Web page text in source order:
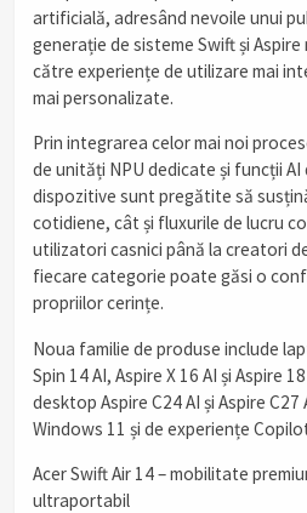
artificială, adresând nevoile unui
generație de sisteme Swift și
către experiențe de utilizare mai
mai personalizate.
Prin integrarea celor mai noi
de unități NPU dedicate și funcții
dispozitive sunt pregătite să
cotidiene, cât și fluxurile de lucru
utilizatori casnici până la creatori
fiecare categorie poate găsi o
propriilor cerințe.
Noua familie de produse include
Spin 14 AI, Aspire X 16 AI și Aspire
desktop Aspire C24 AI și Aspire
Windows 11 și de experiențe
Acer Swift Air 14 – mobilitate
ultraportabil